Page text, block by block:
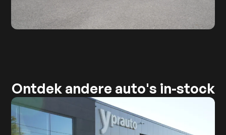
Ontdek andere auto's in-stock